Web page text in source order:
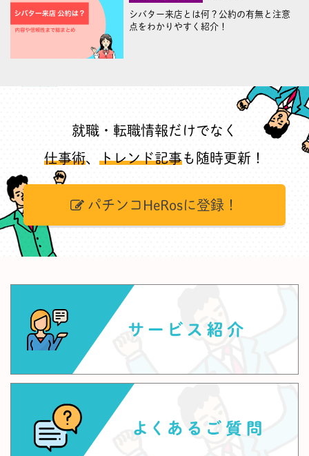
シバター来店とは何？公約の有無と注意
点をわかりやすく紹介！
就職・転職情報だけでなく
仕事術、 トレンド記事も随時更新！
パチンコHeRosに登録！